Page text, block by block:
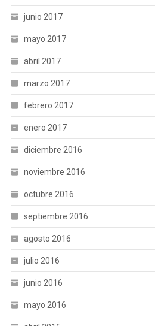
junio 2017
mayo 2017
abril 2017
marzo 2017
febrero 2017
enero 2017
diciembre 2016
noviembre 2016
octubre 2016
septiembre 2016
agosto 2016
julio 2016
junio 2016
mayo 2016